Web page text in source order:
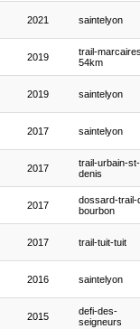
2021 saintelyon
2019
trail-
54km
2019 saintelyon
2017 saintelyon
2017
trail-urbain-st-
denis
2017
dossard-trail-
bourbon
2017 trail-tuit-tuit
2016 saintelyon
2015
defi-des-
seigneurs